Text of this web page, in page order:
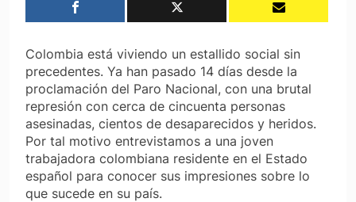
Colombia está viviendo un estallido social sin
precedentes. Ya han pasado 14 días desde la
proclamación del Paro Nacional, con una brutal
represión con cerca de cincuenta personas
asesinadas, cientos de desaparecidos y heridos.
Por tal motivo entrevistamos a una joven
trabajadora colombiana residente en el Estado
español para conocer sus impresiones sobre lo
que sucede en su país.